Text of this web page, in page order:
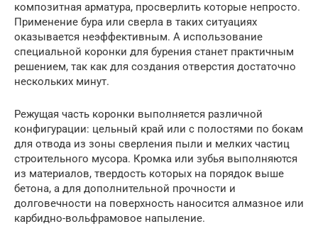
композитная арматура, просверлить которые непросто.
Применение бура или сверла в таких ситуациях
оказывается неэффективным. А использование
специальной коронки для бурения станет практичным
решением, так как для создания отверстия достаточно
нескольких минут.
Режущая часть коронки выполняется различной
конфигурации: цельный край или с полостями по бокам
для отвода из зоны сверления пыли и мелких частиц
строительного мусора. Кромка или зубья выполняются
из материалов, твердость которых на порядок выше
бетона, а для дополнительной прочности и
долговечности на поверхность наносится алмазное или
карбидно-вольфрамовое напыление.